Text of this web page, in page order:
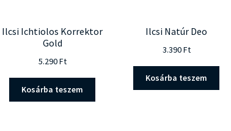
Ilcsi Ichtiolos Korrektor
Gold
5.290Ft
Kosárba teszem
Ilcsi Natúr Deo
3.390Ft
Kosárba teszem